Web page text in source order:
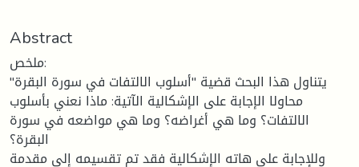
Abstract
ملخص:
يتناول هذا البحث قضية "أسلوب الالتفات في سورة البقرة"
محاولا الإجابة على الإشكالية الآتية: ماذا نعني بأسلوب
الالتفات؟ وما هي أغراضه؟ وما هي مواضعه في سورة
البقرة؟
وللإجابة على هاته الإشكالية فقد تم تقسيمه إلى مقدمة